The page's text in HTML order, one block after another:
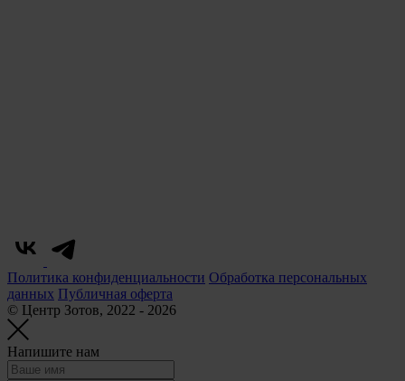
Политика конфиденциальности Обработка персональных
данных Публичная оферта
© Центр Зотов, 2022 - 2026
Напишите нам